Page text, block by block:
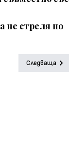
не стреля по
Следваща